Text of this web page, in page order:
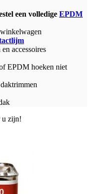
een volledige EPDM
accessoires
EPDM hoeken niet
u zijn!